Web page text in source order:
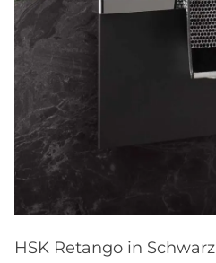
HSK Retango in Schwarz